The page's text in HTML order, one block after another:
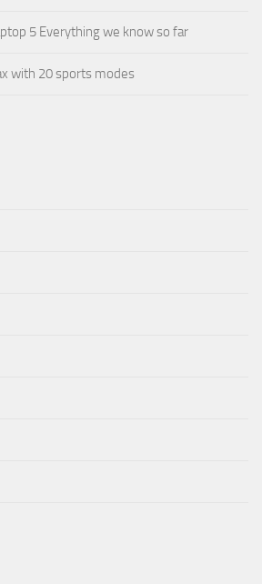
5 Everything we know so far
with 20 sports modes